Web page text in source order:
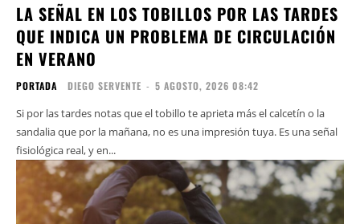
LA SEÑAL EN LOS TOBILLOS POR LAS TARDES
QUE INDICA UN PROBLEMA DE CIRCULACIÓN
EN VERANO
PORTADA DIEGO SERVENTE - 5 AGOSTO, 2026 08:42
Si por las tardes notas que el tobillo te aprieta más el calcetín o la
sandalia que por la mañana, no es una impresión tuya. Es una señal
fisiológica real, y en...